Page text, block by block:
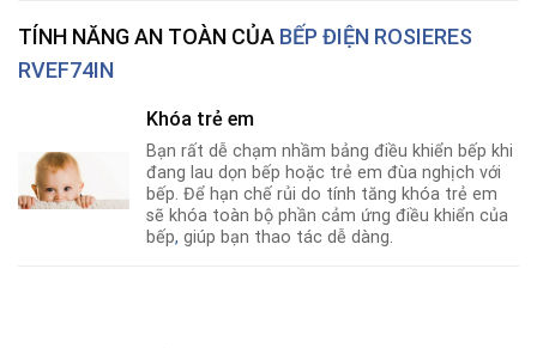
TÍNH NĂNG AN TOÀN CỦA BẾP ĐIỆN ROSIERES
RVEF74IN
Khóa trẻ em
Bạn rất dễ chạm nhầm bảng điều khiển bếp khi
đang lau dọn bếp hoặc trẻ em đùa nghịch với
bếp. Để hạn chế rủi do tính tăng khóa trẻ em
sẽ khóa toàn bộ phần cảm ứng điều khiển của
bếp, giúp bạn thao tác dễ dàng.